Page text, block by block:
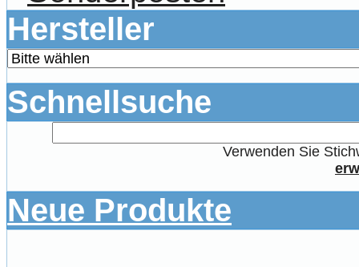
Hersteller
Schnellsuche
Verwenden Sie
Neue Produkte